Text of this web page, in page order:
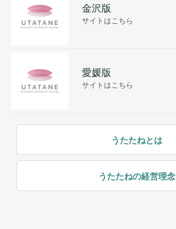
金沢版
サイトはこちら
愛媛版
サイトはこちら
うたたねとは
うたたねの経営理念